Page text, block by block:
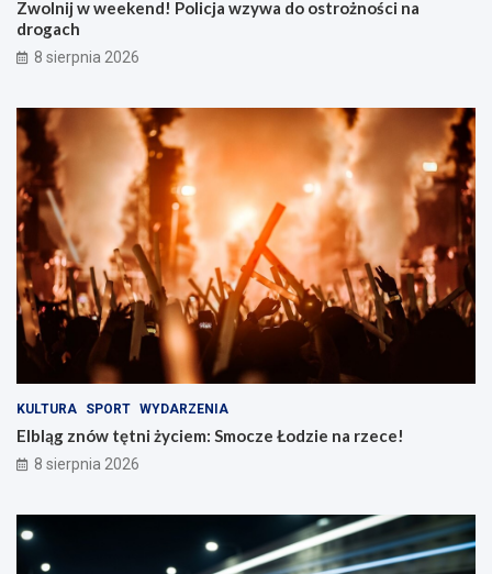
a
w
z
y
a
d
o
o
s
t
r
o
ż
n
o
i
n
d
r
a
c
S
m
o
c
e
Ł
o
d
z
i
e
n
a
r
z
e
e
!
Zwolnij w weekend! Policja wzywa do ostrożności na
drogach
8 sierpnia 2026
KULTURA SPORT WYDARZENIA
Elbląg znów tętni życiem: Smocze Łodzie na rzece!
8 sierpnia 2026